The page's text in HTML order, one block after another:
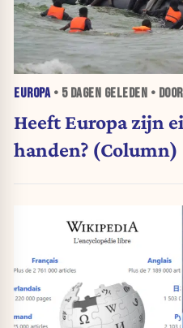
EUROPA• 5 DAGEN GELEDEN •
Heeft Europa zijn
handen? (Column)